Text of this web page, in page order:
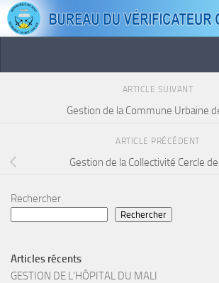
Skip to content
ARTICLE SUIVANT
Gestion de la Commune Urbaine
ARTICLE PRÉCÉDENT
Gestion de la Collectivité Cercle
Rechercher
Rechercher
Articles récents
GESTION DE L’HÔPITAL DU MALI